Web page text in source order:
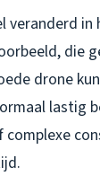
veranderd in
die
drone
lastig